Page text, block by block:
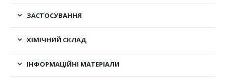
ЗАСТОСУВАННЯ
ХІМІЧНИЙ СКЛАД
ІНФОРМАЦІЙНІ МАТЕРІАЛИ